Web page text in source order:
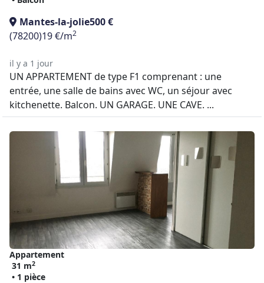
Mantes-la-jolie500 €
(78200)19 €/m2
il y a 1 jour
UN APPARTEMENT de type F1 comprenant : une
entrée, une salle de bains avec WC, un séjour avec
kitchenette. Balcon. UN GARAGE. UNE CAVE. ...
Appartement
31 m2
• 1 pièce